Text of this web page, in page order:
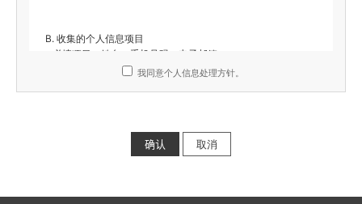
B. 收集的个人信息项目
- 必填项目：姓名、手机号码、电子邮箱
会员的个人信息在退会或咨询目的结束后，将立即销毁。
如会员提出删除请求，将立即删除相关信息。
我同意个人信息处理方针。
取消